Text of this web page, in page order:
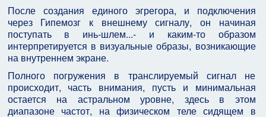
После создания единого эгрегора, и подключения
через Гипемозг к внешнему сигналу, он начиная
поступать в инь-шлем...- и каким-то образом
интерпретируется в визуальные образы, возникающие
на внутреннем экране.
Полного погружения в транслируемый сигнал не
происходит, часть внимания, пусть и минимальная
остается на астральном уровне, здесь в этом
диапазоне частот, на физическом теле сидящем в